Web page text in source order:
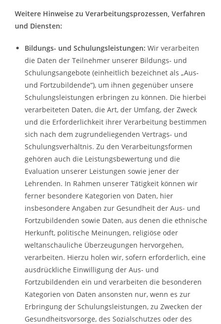
Weitere Hinweise zu Verarbeitungsprozessen, Verfahren
und Diensten:
Bildungs- und Schulungsleistungen: Wir verarbeiten
die Daten der Teilnehmer unserer Bildungs- und
Schulungsangebote (einheitlich bezeichnet als „Aus-
und Fortzubildende“), um ihnen gegenüber unsere
Schulungsleistungen erbringen zu können. Die hierbei
verarbeiteten Daten, die Art, der Umfang, der Zweck
und die Erforderlichkeit ihrer Verarbeitung bestimmen
sich nach dem zugrundeliegenden Vertrags- und
Schulungsverhältnis. Zu den Verarbeitungsformen
gehören auch die Leistungsbewertung und die
Evaluation unserer Leistungen sowie jener der
Lehrenden. In Rahmen unserer Tätigkeit können wir
ferner besondere Kategorien von Daten, hier
insbesondere Angaben zur Gesundheit der Aus- und
Fortzubildenden sowie Daten, aus denen die ethnische
Herkunft, politische Meinungen, religiöse oder
weltanschauliche Überzeugungen hervorgehen,
verarbeiten. Hierzu holen wir, sofern erforderlich, eine
ausdrückliche Einwilligung der Aus- und
Fortzubildenden ein und verarbeiten die besonderen
Kategorien von Daten ansonsten nur, wenn es zur
Erbringung der Schulungsleistungen, zu Zwecken der
Gesundheitsvorsorge, des Sozialschutzes oder des